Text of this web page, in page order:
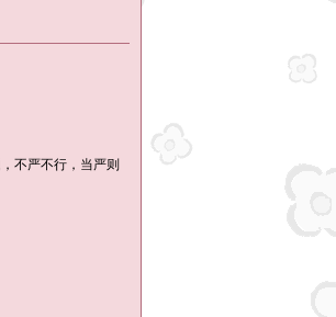
不严不行，当严则